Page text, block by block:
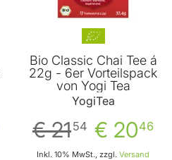
Bio Classic Chai Tee á
22g - 6er Vorteilspack
von Yogi Tea
YogiTea
€ 2046
€ 2154
Inkl. 10% MwSt., zzgl. Versand